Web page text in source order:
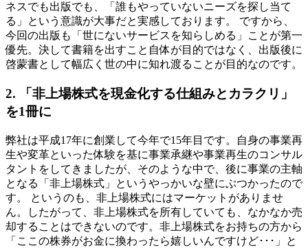
ネスでも出版でも、「誰もやっていないニーズを探し当て
る」という意識が大事だと実感しております。 ですから、
今回の出版も「世にないサービスを知らしめる」ことが第一
優先。決して書籍を出すこと自体が目的ではなく、出版後に
啓蒙書として幅広く世の中に知れ渡ることが目的なのです。
2. 「非上場株式を現金化する仕組みとカラクリ」
を1冊に
弊社は平成17年に創業して今年で15年目です。自身の事業再
生や変革といった体験を基に事業承継や事業再生のコンサル
タントをしてきましたが、そのような中で、後に事業の主軸
となる「非上場株式」というやっかいな壁にぶつかったので
す。 というのも、非上場株式にはマーケットがありませ
ん。したがって、非上場株式を所有していても、なかなか売
却することはできないのです。非上場株式をお持ちの方から
「ここの株券がお金に換わったら嬉しいんですけど･･･」と